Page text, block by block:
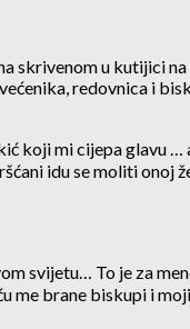
skrivenom u kutijici
redovnica i
koji mi cijepa glavu
idu se moliti
svijetu… To je za
brane biskupi i